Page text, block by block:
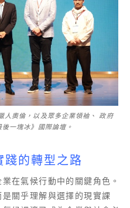
人奧倫，以及眾多企業領袖、 政府
一塊冰》國際論壇。
踐的轉型之路
在氣候行動中的關鍵角色。
關乎理解與選擇的現實課